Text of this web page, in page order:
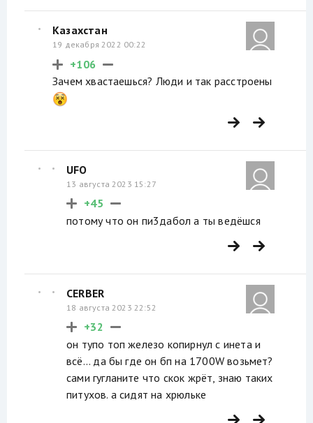
Казахстан
19 декабря 2022 00:22
+106
Зачем хвастаешься? Люди и так расстроены
UFO
13 августа 2023 15:27
+45
потому что он пи3дабол а ты ведёшся
CERBER
18 августа 2023 22:52
+32
он тупо топ железо копирнул с инета и
всё... да бы где он бп на 1700W возьмет?
сами гугланите что скок жрёт, знаю таких
питухов. а сидят на хрюльке